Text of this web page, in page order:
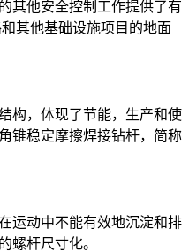
其他安全控制工作提供了有
其他基础设施项目的地面
构，体现了节能，生产和使
锥稳定摩擦焊接钻杆，简称
运动中不能有效地沉淀和排
螺杆尺寸化。